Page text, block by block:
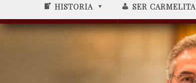
HISTORIA SER CARMELITA